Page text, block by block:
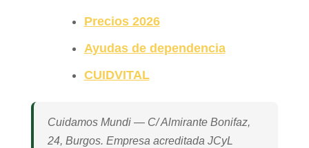
Precios 2026
Ayudas de dependencia
CUIDVITAL
Cuidamos Mundi — C/ Almirante Bonifaz,
24, Burgos. Empresa acreditada JCyL